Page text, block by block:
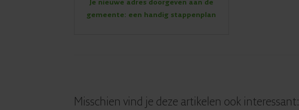
Je nieuwe adres doorgeven aan de
gemeente: een handig stappenplan
Misschien vind je deze artikelen ook interessant: